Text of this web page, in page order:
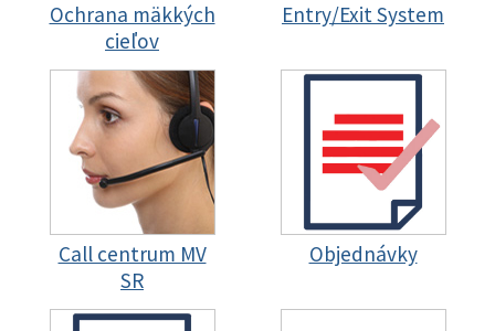
Ochrana mäkkých
cieľov
Entry/Exit System
Call centrum MV
SR
Objednávky